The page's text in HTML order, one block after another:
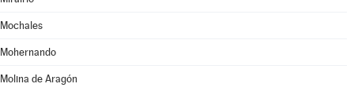
Mochales
Mohernando
Molina de Aragón